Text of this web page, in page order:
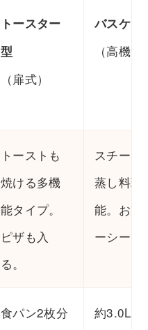
トースター
型
（扉式）
バスケッ
（高機
トーストも
焼ける多機
能タイプ。
ピザも入
る。
スチーム
蒸し料理
能。お肉
ーシーに
食パン2枚分
約3.0L